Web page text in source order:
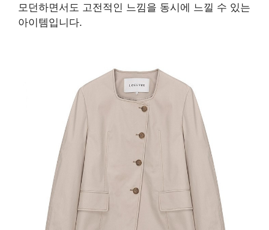
모던하면서도 고전적인 느낌을 동시에 느낄 수 있는
아이템입니다.